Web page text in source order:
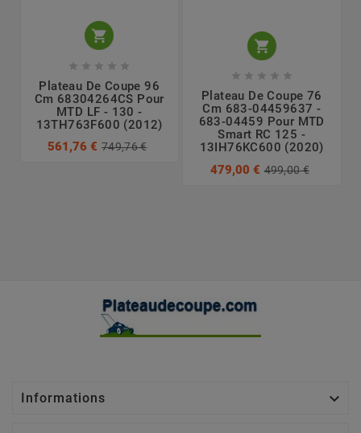

    
Plateau De Coupe 96
Cm 68304264CS Pour
MTD LF - 130 -
13TH763F600 (2012)
561,76 € 749,76 €

    
Plateau De Coupe 76
Cm 683-04459637 -
683-04459 Pour MTD
Smart RC 125 -
13IH76KC600 (2020)
479,00 € 499,00 €
Informations 